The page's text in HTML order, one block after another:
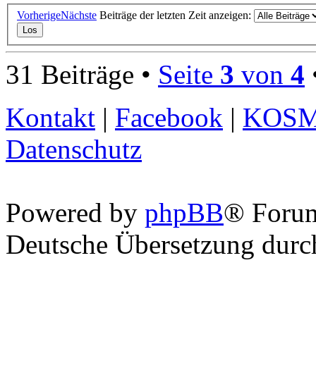
VorherigeNächste Beiträge der letzten Zeit anzeigen:
31 Beiträge • Seite 3 von 4
Kontakt | Facebook |
Datenschutz
Powered by phpBB®
Deutsche Übersetzung